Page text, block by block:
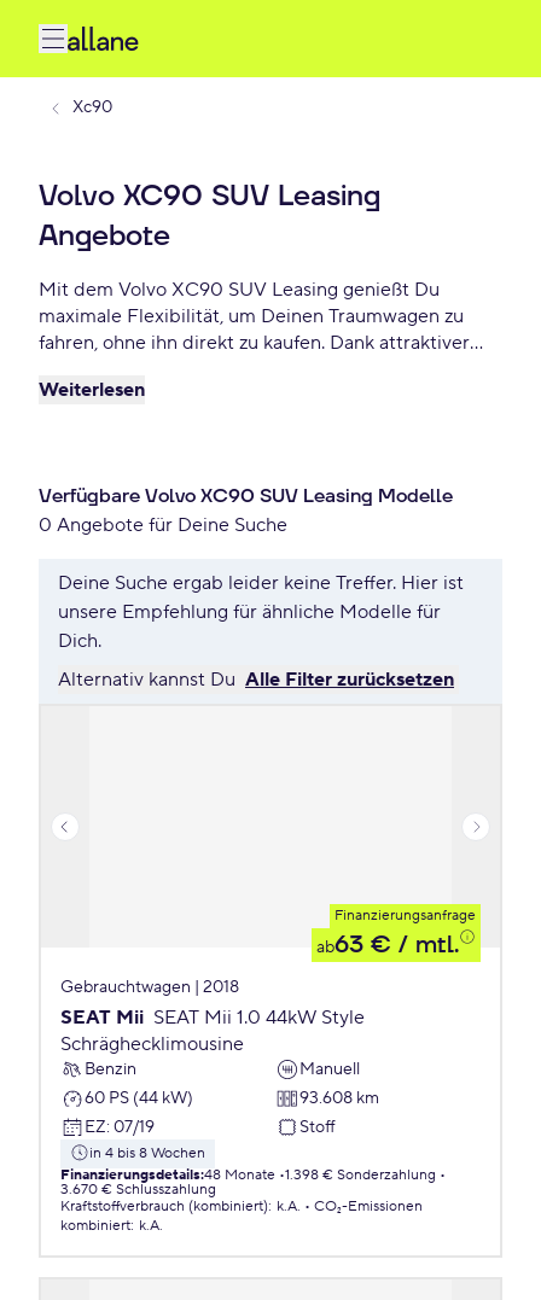
Xc90
Volvo XC90 SUV Leasing
Angebote
Mit dem Volvo XC90 SUV Leasing genießt Du
maximale Flexibilität, um Deinen Traumwagen zu
fahren, ohne ihn direkt zu kaufen. Dank attraktiver
monatlichen Raten bietet Volvo XC90 SUV Leasing
monatlich.
Weiterlesen
Verfügbare Volvo XC90 SUV Leasing Modelle
0 Angebote für Deine Suche
Deine Suche ergab leider keine Treffer. Hier ist
unsere Empfehlung für ähnliche Modelle für
Dich.
Alternativ kannst Du Alle Filter zurücksetzen
Finanzierungsanfrage
ab63 € / mtl.
Gebrauchtwagen | 2018
SEAT Mii SEAT Mii 1.0 44kW Style
Schräghecklimousine
Benzin
Manuell
60 PS (44 kW)
93.608 km
EZ: 07/19 Stoff
in 4 bis 8 Wochen
Finanzierungsdetails:48 Monate 1.398 € Sonderzahlung
3.670 € Schlusszahlung
Kraftstoffverbrauch (kombiniert): k.A.
CO₂-Emissionen
kombiniert: k.A.